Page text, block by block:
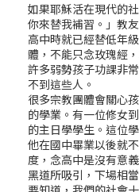
如果耶穌活在現代的
你來替我補習。」教
高中時就已經替低年
體，不能只念玫瑰經
許多弱勢孩子功課非
不到這些人。
很多宗教團體會關心
的學業。有一位修女
的主日學學生。這位
他在國中畢業以後就
度，念高中是沒有意
黑道所吸引，下場相